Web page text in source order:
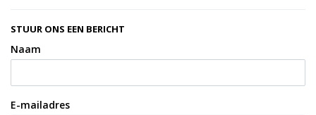
STUUR ONS EEN BERICHT
Naam
E-mailadres